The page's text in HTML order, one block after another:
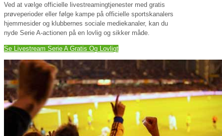
Ved at vælge officielle livestreamingtjenester med gratis
prøveperioder eller følge kampe på officielle sportskanalers
hjemmesider og klubbernes sociale mediekanaler, kan du
nyde Serie A-actionen på en lovlig og sikker måde.
Se Livestream Serie A Gratis Og Lovligt